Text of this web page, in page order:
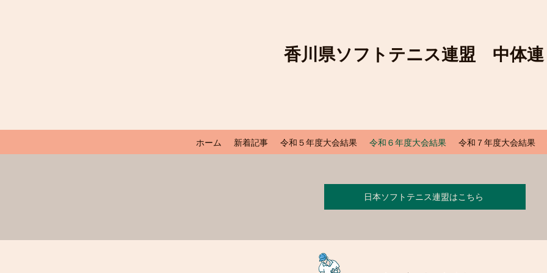
香川県ソフトテニス連盟 中体連
ホーム 新着記事 令和５年度大会結果 令和６年度大会結果 令和７年度大会結果
日本ソフトテニス連盟はこちら